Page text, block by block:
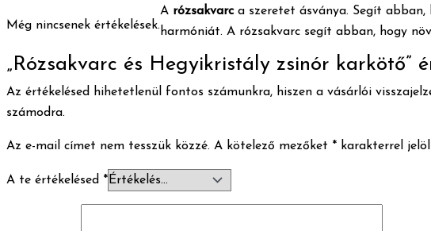
Még nincsenek értékelések.
„Rózsakvarc és Hegyikristály zsinór karkötő”
Az értékelésed hihetetlenül fontos számunkra, hiszen a vásárlói
számodra.
Az e-mail címet nem tesszük közzé. A kötelező mezőket * karakterrel
A te értékelésed *
A rózsakvarca szeretet ásványa. Segít abban,
harmóniát. A rózsakvarc segít abban, hogy